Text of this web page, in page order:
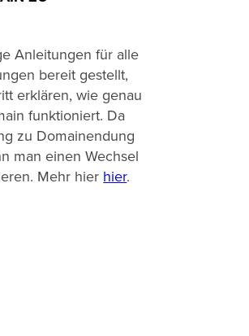
Anleitungen für alle
bereit gestellt,
erklären, wie genau
funktioniert. Da
zu Domainendung
man einen Wechsel
Mehr hier hier.